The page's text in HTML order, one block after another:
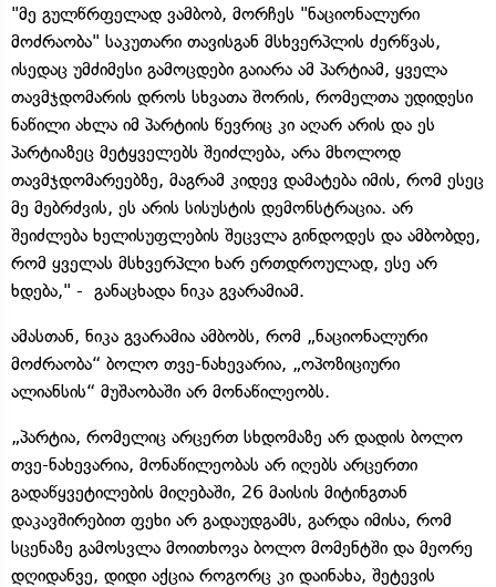
"მე გულწრფელად ვამბობ, მორჩეს "ნაციონალური
მოძრაობა" საკუთარი თავისგან მსხვერპლის ძერწვას,
ისედაც უმძიმესი გამოცდები გაიარა ამ პარტიამ, ყველა
თავმჯდომარის დროს სხვათა შორის, რომელთა უდიდესი
ნაწილი ახლა იმ პარტიის წევრიც კი აღარ არის და ეს
პარტიაზეც მეტყველებს შეიძლება, არა მხოლოდ
თავმჯდომარეებზე, მაგრამ კიდევ დამატება იმის, რომ ესეც
მე მებრძვის, ეს არის სისუსტის დემონსტრაცია. არ
შეიძლება ხელისუფლების შეცვლა გინდოდეს და ამბობდე,
რომ ყველას მსხვერპლი ხარ ერთდროულად, ესე არ
ხდება," - განაცხადა ნიკა გვარამიამ.
ამასთან, ნიკა გვარამია ამბობს, რომ „ნაციონალური
მოძრაობა“ ბოლო თვე-ნახევარია, „ოპოზიციური
ალიანსის“ მუშაობაში არ მონაწილეობს.
„პარტია, რომელიც არცერთ სხდომაზე არ დადის ბოლო
თვე-ნახევარია, მონაწილეობას არ იღებს არცერთი
გადაწყვეტილების მიღებაში, 26 მაისის მიტინგთან
დაკავშირებით ფეხი არ გადაუდგამს, გარდა იმისა, რომ
სცენაზე გამოსვლა მოითხოვა ბოლო მომენტში და მეორე
დღიდანვე, დიდი აქცია როგორც კი დაინახა, შეტევის